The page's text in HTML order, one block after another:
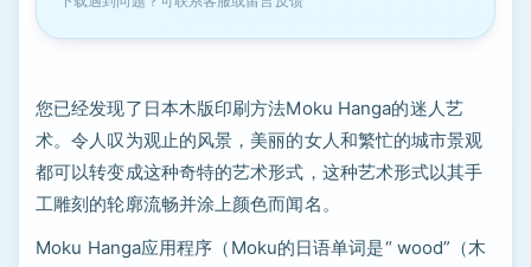
您已经发现了日本木版印刷方法Moku Hanga的迷人艺
术。令人叹为观止的风景，美丽的女人和繁忙的城市景观
都可以转变成这种奇特的艺术形式，这种艺术形式以其手
工雕刻的轮廓流畅并涂上颜色而闻名。
Moku Hanga应用程序（Moku的日语单词是“ wood”（木